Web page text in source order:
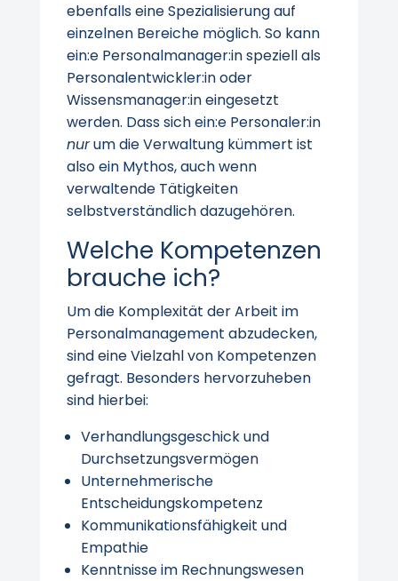
ebenfalls eine Spezialisierung auf
einzelnen Bereiche möglich. So kann
ein:e Personalmanager:in speziell als
Personalentwickler:in oder
Wissensmanager:in eingesetzt
werden. Dass sich ein:e Personaler:in
nurum die Verwaltung kümmert ist
also ein Mythos, auch wenn
verwaltende Tätigkeiten
selbstverständlich dazugehören.
Welche Kompetenzen
brauche ich?
Um die Komplexität der Arbeit im
Personalmanagement abzudecken,
sind eine Vielzahl von Kompetenzen
gefragt. Besonders hervorzuheben
sind hierbei:
Verhandlungsgeschick und
Durchsetzungsvermögen
Unternehmerische
Entscheidungskompetenz
Kommunikationsfähigkeit und
Empathie
Kenntnisse im Rechnungswesen